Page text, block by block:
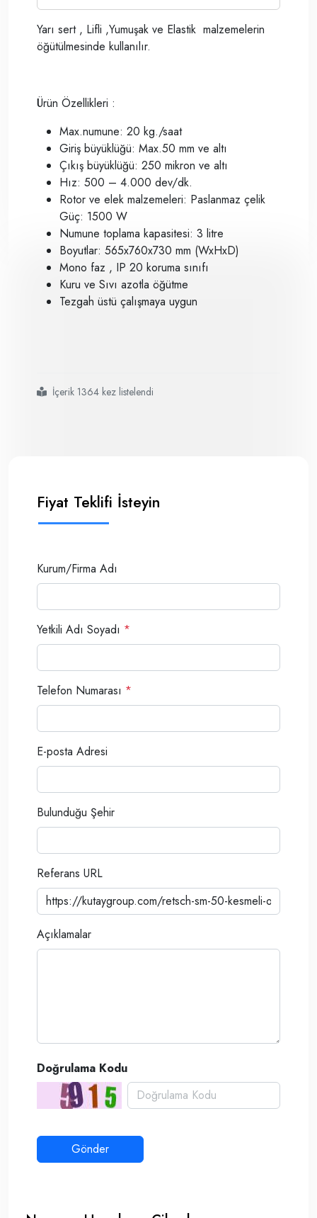
Yarı sert , Lifli ,Yumuşak ve Elastik malzemelerin
öğütülmesinde kullanılır.
Ürün Özellikleri :
Max.numune: 20 kg./saat
Giriş büyüklüğü: Max.50 mm ve altı
Çıkış büyüklüğü: 250 mikron ve altı
Hız: 500 – 4.000 dev/dk.
Rotor ve elek malzemeleri: Paslanmaz çelik
Güç: 1500 W
Numune toplama kapasitesi: 3 litre
Boyutlar: 565x760x730 mm (WxHxD)
Mono faz , IP 20 koruma sınıfı
Kuru ve Sıvı azotla öğütme
Tezgah üstü çalışmaya uygun
#retsch
#
#
#
#lifli
#yumuşak ve elastikmalzemelerin öğütülmesinde kullanılır
İçerik 1364 kez listelendi
Fiyat Teklifi İsteyin
Kurum/Firma Adı
Yetkili Adı Soyadı *
Telefon Numarası *
E-posta Adresi
Bulunduğu Şehir
Referans URL
Açıklamalar
Doğrulama Kodu